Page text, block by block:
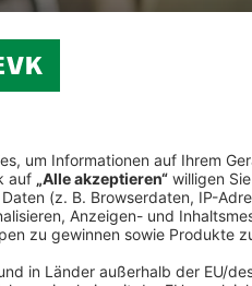
Altersvorsorge zu einem